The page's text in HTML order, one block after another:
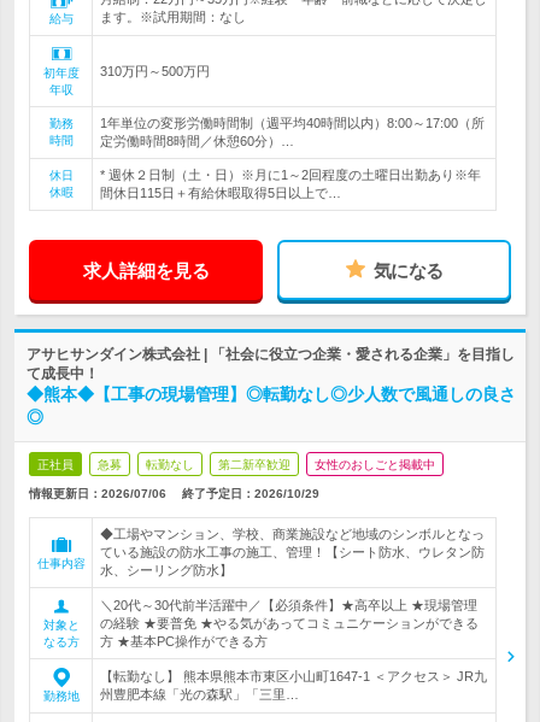
給与
ます。※試用期間：なし
初年度
年収
310万円～500万円
勤務
時間
1年単位の変形労働時間制（週平均40時間以内）8:00～17:00（所
定労働時間8時間／休憩60分）…
休日
休暇
* 週休２日制（土・日）※月に1～2回程度の土曜日出勤あり※年
間休日115日＋有給休暇取得5日以上で…
求人詳細を見る 気になる
アサヒサンダイン株式会社 | 「社会に役立つ企業・愛される企業」を目指し
て成長中！
◆熊本◆【工事の現場管理】◎転勤なし◎少人数で風通しの良さ
◎
正社員 急募 転勤なし 第二新卒歓迎 女性のおしごと掲載中
情報更新日：2026/07/06 終了予定日： 2026/10/29
仕事内容
◆工場やマンション、学校、商業施設など地域のシンボルとなっ
ている施設の防水工事の施工、管理！【シート防水、ウレタン防
水、シーリング防水】
対象と
なる方
＼20代～30代前半活躍中／【必須条件】★高卒以上 ★現場管理
の経験 ★要普免 ★やる気があってコミュニケーションができる
方 ★基本PC操作ができる方
勤務地
【転勤なし】 熊本県熊本市東区小山町1647-1 ＜アクセス＞ JR九
州豊肥本線「光の森駅」「三里…